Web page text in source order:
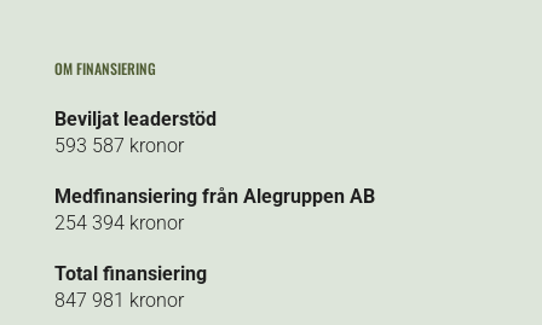
OM FINANSIERING
Beviljat leaderstöd
593 587 kronor
Medfinansiering från Alegruppen AB
254 394 kronor
Total finansiering
847 981 kronor